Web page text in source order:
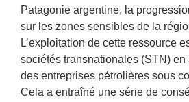
Patagonie argentine, la
sur les zones sensibles de la
L’exploitation de cette ressource
sociétés transnationales (STN)
des entreprises pétrolières sous
Cela a entraîné une série de